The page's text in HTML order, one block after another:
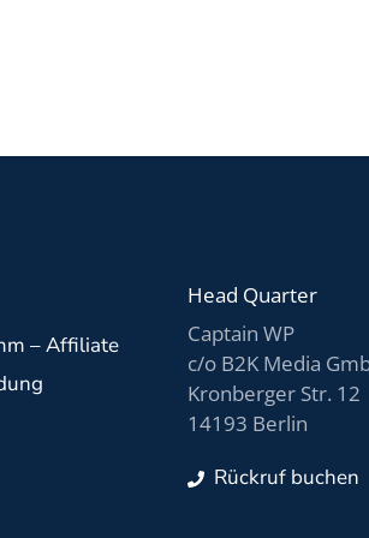
– Affiliate
Head Quarter
Captain WP
c/o B2K Media
Kronberger Str. 12
14193 Berlin
Rückruf buchen